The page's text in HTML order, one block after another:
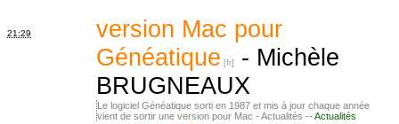
21:29
version Mac pour
Généatique
- Michèle
BRUGNEAUX
Le logiciel Généatique sorti en 1987 et mis à jour chaque année
vient de sortir une version pour Mac - Actualités -- Actualités